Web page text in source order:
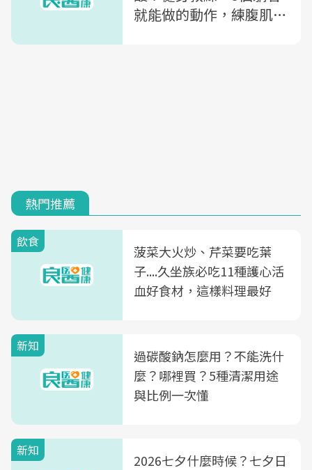
就能做的動作，練腹肌變
熱門推薦
飲食
菠菜大火炒、芹菜要吃葉
子....久坐族必吃11種護心活
血好食材，這樣料理最好
新知
過碳酸鈉怎麼用？不能洗什
麼？哪裡買？5種清潔用途
與比例一次懂
新知
2026七夕什麼時候？七夕日